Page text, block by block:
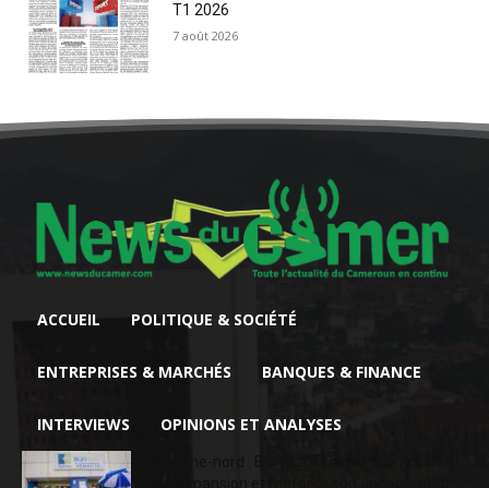
T1 2026
7 août 2026
ACCUEIL POLITIQUE & SOCIÉTÉ
ENTREPRISES & MARCHÉS BANQUES & FINANCE
INTERVIEWS OPINIONS ET ANALYSES